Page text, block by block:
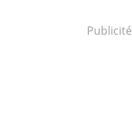
Publicité